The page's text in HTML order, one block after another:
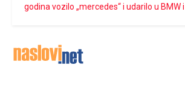
godina vozilo „mercedes“ i udarilo u BMW